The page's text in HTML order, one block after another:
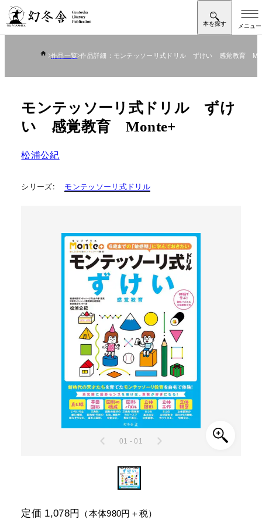
作品一覧 作品詳細：モンテッソーリ式ドリル ずけい 感覚教育
モンテッソーリ式ドリル ずけ
い 感覚教育 Monte+
松浦公紀
シリーズ: モンテッソーリ式ドリル
01 - 01
定価 1,078円 （本体980円＋税）